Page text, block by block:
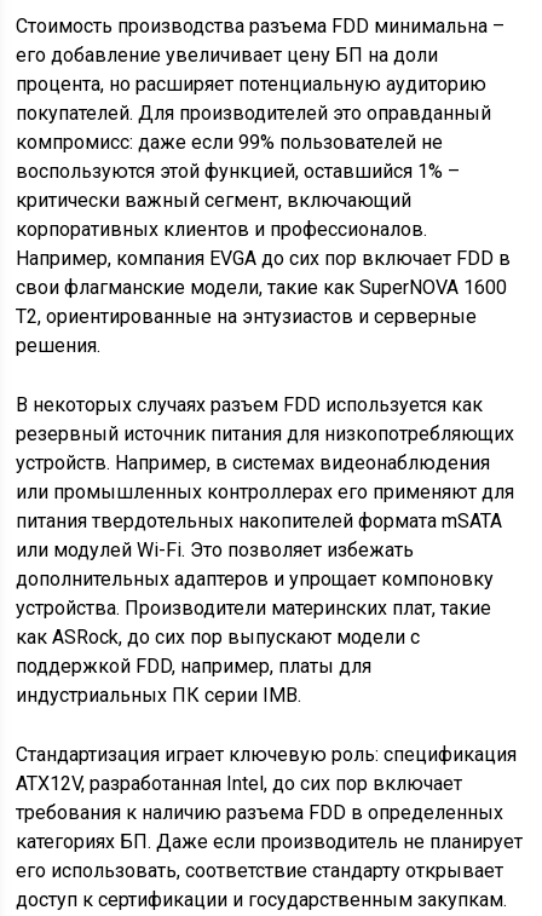
Стоимость производства разъема FDD минимальна –
его добавление увеличивает цену БП на доли
процента, но расширяет потенциальную аудиторию
покупателей. Для производителей это оправданный
компромисс: даже если 99% пользователей не
воспользуются этой функцией, оставшийся 1% –
критически важный сегмент, включающий
корпоративных клиентов и профессионалов.
Например, компания EVGA до сих пор включает FDD в
свои флагманские модели, такие как SuperNOVA 1600
T2, ориентированные на энтузиастов и серверные
решения.
В некоторых случаях разъем FDD используется как
резервный источник питания для низкопотребляющих
устройств. Например, в системах видеонаблюдения
или промышленных контроллерах его применяют для
питания твердотельных накопителей формата mSATA
или модулей Wi-Fi. Это позволяет избежать
дополнительных адаптеров и упрощает компоновку
устройства. Производители материнских плат, такие
как ASRock, до сих пор выпускают модели с
поддержкой FDD, например, платы для
индустриальных ПК серии IMB.
Стандартизация играет ключевую роль: спецификация
ATX12V, разработанная Intel, до сих пор включает
требования к наличию разъема FDD в определенных
категориях БП. Даже если производитель не планирует
его использовать, соответствие стандарту открывает
доступ к сертификации и государственным закупкам.